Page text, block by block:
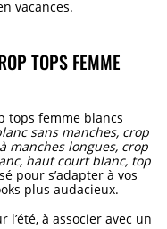
vacances.
TOPS FEMME
tops femme blancs
sans manches, crop
manches longues, crop
haut court blanc, top
pour s’adapter à vos
plus audacieux.
l’été, à associer avec un